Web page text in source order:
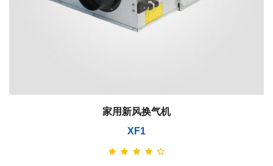
家用新风换气机
XF1